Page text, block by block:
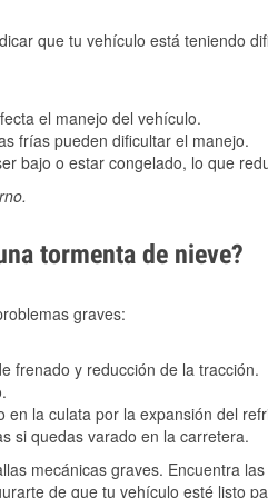
que tu vehículo está teniendo
el manejo del vehículo.
frías pueden dificultar el manejo.
bajo o estar congelado, lo que
tormenta de nieve?
graves:
frenado y reducción de la tracción.
la culata por la expansión del
si quedas varado en la carretera.
mecánicas graves. Encuentra
de que tu vehículo esté listo